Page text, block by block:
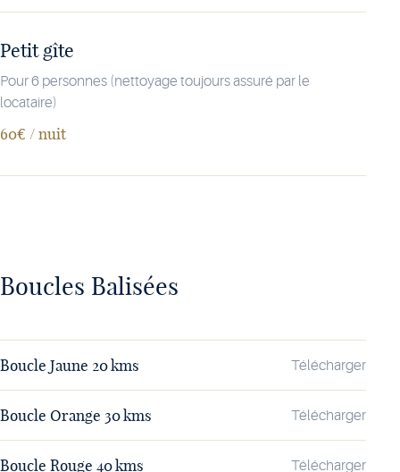
Petit gîte
Pour 6 personnes (nettoyage toujours assuré par le
locataire)
60€ / nuit
Boucles Balisées
Boucle Jaune 20 kms Télécharger
Boucle Orange 30 kms Télécharger
Boucle Rouge 40 kms Télécharger